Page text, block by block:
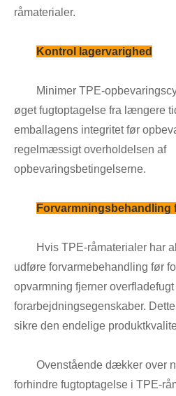
råmaterialer.
Kontrol lagervarighed
Minimer TPE-
øget fugtoptagelse fra længere
emballagens integritet før
regelmæssigt overholdelsen af ​​
opbevaringsbetingelserne.
Forvarmningsbehandling
Hvis TPE-råmaterialer har
udføre forvarmebehandling før
opvarmning fjerner
forarbejdningsegenskaber.
sikre den endelige
Ovenstående dækker over
forhindre fugtoptagelse i TPE-